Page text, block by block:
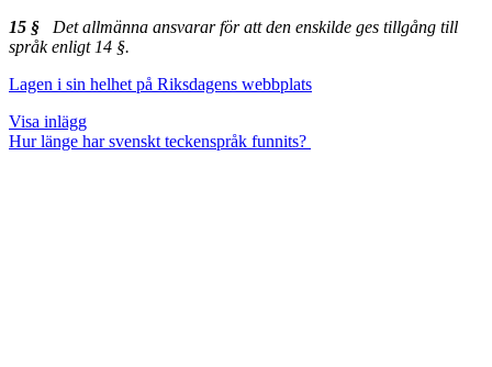
15 §
Det allmänna ansvarar för att den enskilde ges tillgång till
språk enligt 14 §.
Lagen i sin helhet på Riksdagens webbplats
Visa inlägg
Hur länge har svenskt teckenspråk funnits?